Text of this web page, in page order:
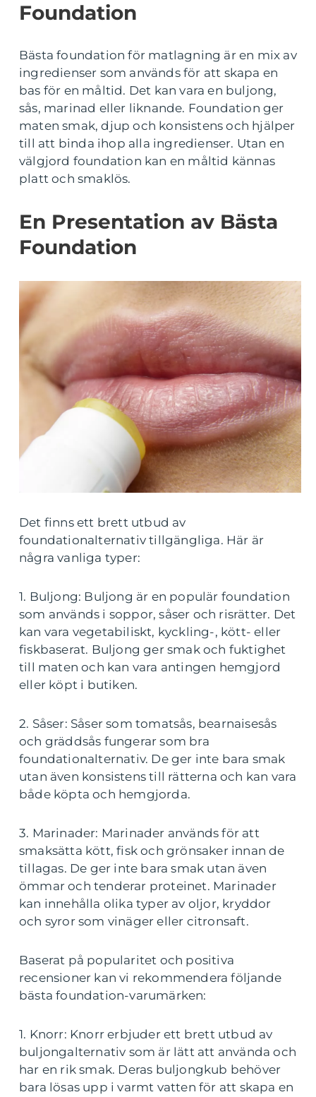
Foundation
Bästa foundation för matlagning är en mix av
ingredienser som används för att skapa en
bas för en måltid. Det kan vara en buljong,
sås, marinad eller liknande. Foundation ger
maten smak, djup och konsistens och hjälper
till att binda ihop alla ingredienser. Utan en
välgjord foundation kan en måltid kännas
platt och smaklös.
En Presentation av Bästa
Foundation
Det finns ett brett utbud av
foundationalternativ tillgängliga. Här är
några vanliga typer:
1. Buljong: Buljong är en populär foundation
som används i soppor, såser och risrätter. Det
kan vara vegetabiliskt, kyckling-, kött- eller
fiskbaserat. Buljong ger smak och fuktighet
till maten och kan vara antingen hemgjord
eller köpt i butiken.
2. Såser: Såser som tomatsås, bearnaisesås
och gräddsås fungerar som bra
foundationalternativ. De ger inte bara smak
utan även konsistens till rätterna och kan vara
både köpta och hemgjorda.
3. Marinader: Marinader används för att
smaksätta kött, fisk och grönsaker innan de
tillagas. De ger inte bara smak utan även
ömmar och tenderar proteinet. Marinader
kan innehålla olika typer av oljor, kryddor
och syror som vinäger eller citronsaft.
Baserat på popularitet och positiva
recensioner kan vi rekommendera följande
bästa foundation-varumärken:
1. Knorr: Knorr erbjuder ett brett utbud av
buljongalternativ som är lätt att använda och
har en rik smak. Deras buljongkub behöver
bara lösas upp i varmt vatten för att skapa en